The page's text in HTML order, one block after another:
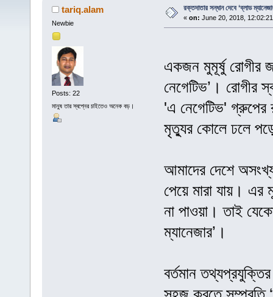
tariq.alam
Newbie
Posts: 22
মানুষ তার স্বপ্নের চাইতেও অনেক বড়।
রক্তদাতার সন্ধান দেবে ‘ব্লাড
« on: June 20, 2018,
একজন মুমূর্ষু রোগীর
নেগেটিভ’। রোগীর
'এ নেগেটিভ' গ্রুপের
মৃত্যুর কোলে ঢলে
আমাদের দেশে
পেয়ে মারা যায়।
না পাওয়া। তাই
ম্যানেজার’।
বর্তমান